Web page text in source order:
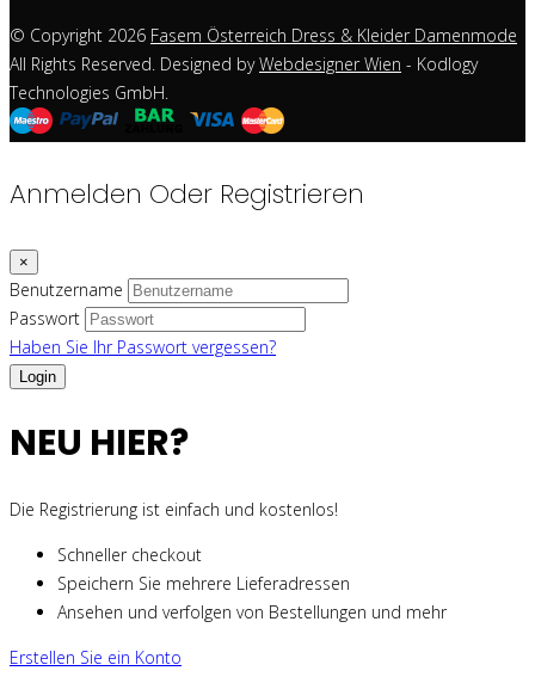
© Copyright 2026 Fasem Österreich Dress & Kleider Damenmode
All Rights Reserved. Designed byWebdesigner Wien - Kodlogy
Technologies GmbH.
Anmelden Oder Registrieren
×
Benutzername
Passwort
Haben Sie Ihr Passwort vergessen?
NEU HIER?
Die Registrierung ist einfach und kostenlos!
Schneller checkout
Speichern Sie mehrere Lieferadressen
Ansehen und verfolgen von Bestellungen und mehr
Erstellen Sie ein Konto